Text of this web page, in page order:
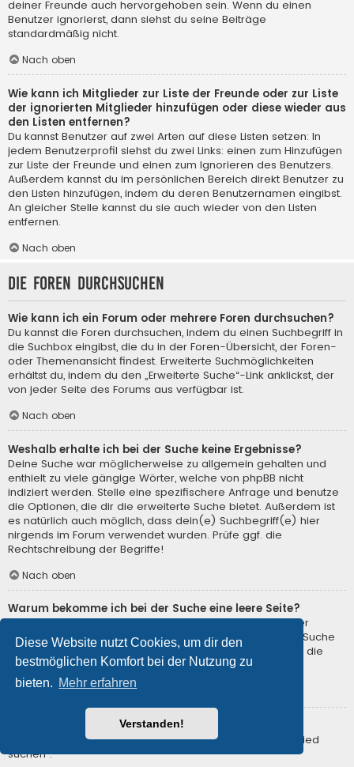
Diese Website nutzt Cookies, um dir den
bestmöglichen Komfort bei der Nutzung zu
bieten. Mehr erfahren
Verstanden!
deiner Freunde auch hervorgehoben sein. Wenn du einen
Benutzer ignorierst, dann siehst du seine Beiträge
standardmäßig nicht.
Nach oben
Wie kann ich Mitglieder zur Liste der Freunde oder zur Liste
der ignorierten Mitglieder hinzufügen oder diese wieder aus
den Listen entfernen?
Du kannst Benutzer auf zwei Arten auf diese Listen setzen: In
jedem Benutzerprofil siehst du zwei Links: einen zum Hinzufügen
zur Liste der Freunde und einen zum Ignorieren des Benutzers.
Außerdem kannst du im persönlichen Bereich direkt Benutzer zu
den Listen hinzufügen, indem du deren Benutzernamen eingibst.
An gleicher Stelle kannst du sie auch wieder von den Listen
entfernen.
Nach oben
Die Foren durchsuchen
Wie kann ich ein Forum oder mehrere Foren durchsuchen?
Du kannst die Foren durchsuchen, indem du einen Suchbegriff in
die Suchbox eingibst, die du in der Foren-Übersicht, der Foren-
oder Themenansicht findest. Erweiterte Suchmöglichkeiten
erhältst du, indem du den „Erweiterte Suche“-Link anklickst, der
von jeder Seite des Forums aus verfügbar ist.
Nach oben
Weshalb erhalte ich bei der Suche keine Ergebnisse?
Deine Suche war möglicherweise zu allgemein gehalten und
enthielt zu viele gängige Wörter, welche von phpBB nicht
indiziert werden. Stelle eine spezifischere Anfrage und benutze
die Optionen, die dir die erweiterte Suche bietet. Außerdem ist
es natürlich auch möglich, dass dein(e) Suchbegriff(e) hier
nirgends im Forum verwendet wurden. Prüfe ggf. die
Rechtschreibung der Begriffe!
Nach oben
Warum bekomme ich bei der Suche eine leere Seite?
Deine Suche lieferte zu viele Ergebnisse, somit konnte der
Webserver sie nicht verarbeiten. Benutze die erweiterte Suche
und gib spezifischere Suchbegriffe ein oder beschränke die
Suche auf verschiedene Unterforen.
Nach oben
Wie kann ich nach Mitgliedern suchen?
Gehe zur Mitgliederliste und klicke auf „Nach einem Mitglied
suchen“.